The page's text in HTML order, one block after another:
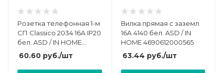
Розетка телефонная 1-м
СП Classico 2034 16А IP20
бел. ASD / IN HOME
4690612000404
60.60 руб./шт
Вилка прямая с заземл.
16А 4140 бел. ASD / IN
HOME 4690612000565
63.44 руб./шт